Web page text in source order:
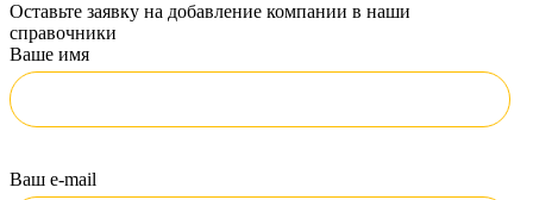
Оставьте заявку на добавление компании в наши
справочники
Ваше имя
Ваш e-mail